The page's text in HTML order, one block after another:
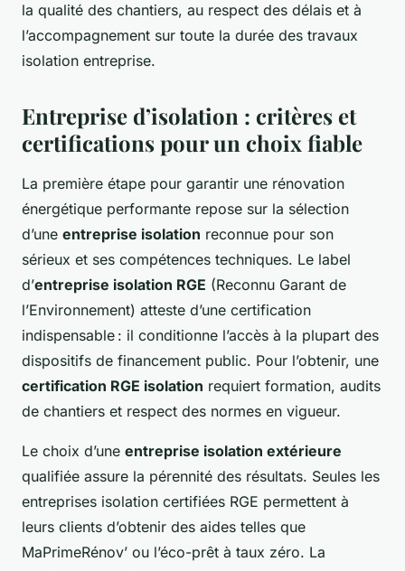
la qualité des chantiers, au respect des délais et à
l’accompagnement sur toute la durée des travaux
isolation entreprise.
Entreprise d’isolation : critères et
certifications pour un choix fiable
La première étape pour garantir une rénovation
énergétique performante repose sur la sélection
d’une entreprise isolation reconnue pour son
sérieux et ses compétences techniques. Le label
d’entreprise isolation RGE (Reconnu Garant de
l’Environnement) atteste d’une certification
indispensable : il conditionne l’accès à la plupart des
dispositifs de financement public. Pour l’obtenir, une
certification RGE isolation requiert formation, audits
de chantiers et respect des normes en vigueur.
Le choix d’une entreprise isolation extérieure
qualifiée assure la pérennité des résultats. Seules les
entreprises isolation certifiées RGE permettent à
leurs clients d’obtenir des aides telles que
MaPrimeRénov’ ou l’éco-prêt à taux zéro. La